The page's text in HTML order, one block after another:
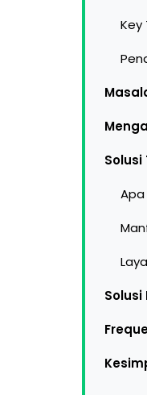
Key
Apa